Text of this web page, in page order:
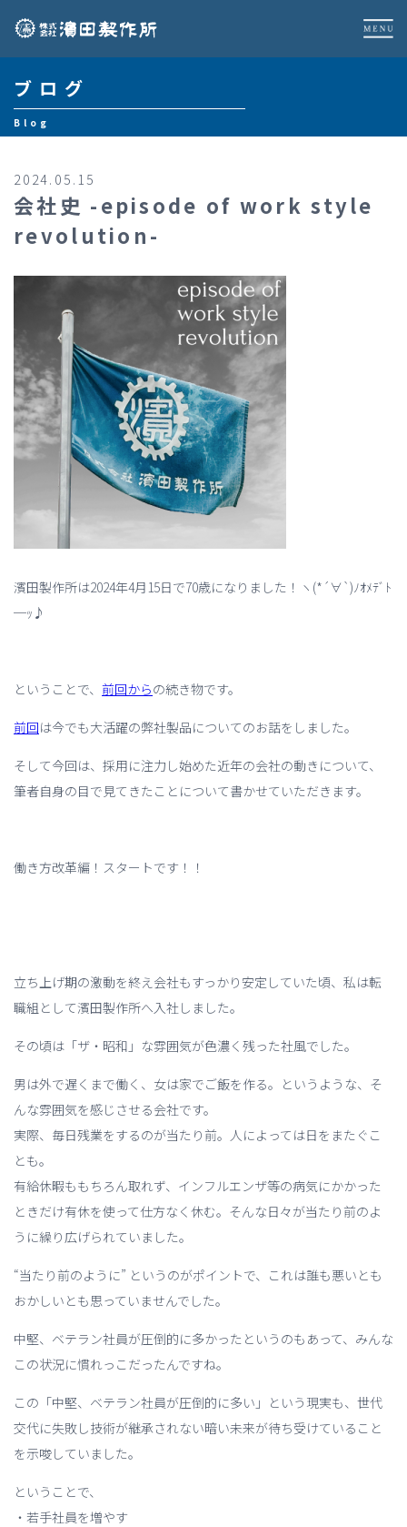
ブログ
Blog
2024.05.15
会社史 -episode of work style
revolution-
濱田製作所は2024年4月15日で70歳になりました！ ヽ (*´∀`)ﾉｵﾒﾃﾞﾄ
─ｯ♪
ということで、 前回からの続き物です。
前回は今でも大活躍の弊社製品についてのお話をしました。
そして今回は、採用に注力し始めた近年の会社の動きについて、
筆者自身の目で見てきたことについて書かせていただきます。
働き方改革編！スタートです！！
立ち上げ期の激動を終え会社もすっかり安定していた頃、私は転
職組として濱田製作所へ入社しました。
その頃は「ザ・昭和」な雰囲気が色濃く残った社風でした。
男は外で遅くまで働く、女は家でご飯を作る。というような、そ
んな雰囲気を感じさせる会社です。
実際、毎日残業をするのが当たり前。人によっては日をまたぐこ
とも。
有給休暇ももちろん取れず、インフルエンザ等の病気にかかった
ときだけ有休を使って仕方なく休む。そんな日々が当たり前のよ
うに繰り広げられていました。
“当たり前のように” というのがポイントで、これは誰も悪いとも
おかしいとも思っていませんでした。
中堅、ベテラン社員が圧倒的に多かったというのもあって、みんな
この状況に慣れっこだったんですね。
この「中堅、ベテラン社員が圧倒的に多い」という現実も、世代
交代に失敗し技術が継承されない暗い未来が待ち受けていること
を示唆していました。
ということで、
・若手社員を増やす